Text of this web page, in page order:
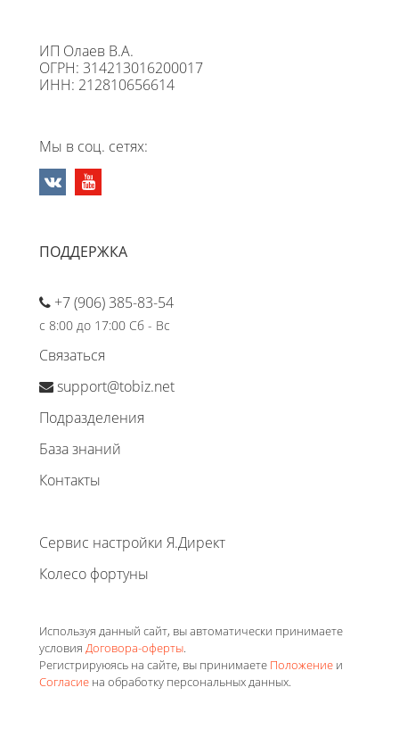
ИП Олаев В.А.
ОГРН: 314213016200017
ИНН: 212810656614
Мы в соц. сетях:
ПОДДЕРЖКА
+7 (906) 385-83-54
с 8:00 до 17:00 Сб - Вс
Связаться
support@tobiz.net
Подразделения
База знаний
Контакты
Сервис настройки Я.Директ
Колесо фортуны
Используя данный сайт, вы автоматически принимаете
условия Договора-оферты.
Регистрируюясь на сайте, вы принимаете Положение и
Согласие на обработку персональных данных.